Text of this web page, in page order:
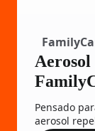
Aerosol
Pensado
aerosol